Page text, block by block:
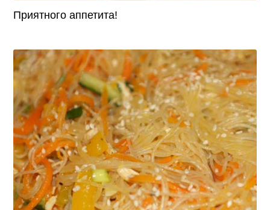
Приятного аппетита!